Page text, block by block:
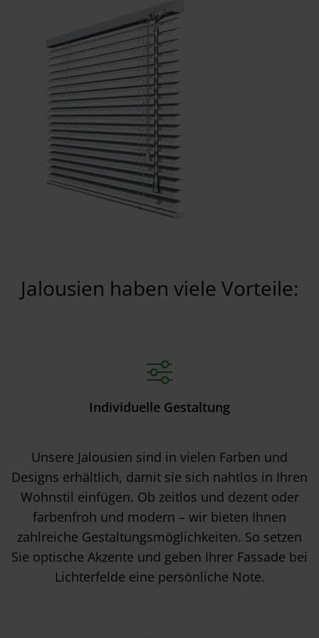
Jalousien haben viele Vorteile:
Individuelle Gestaltung
Unsere Jalousien sind in vielen Farben und
Designs erhältlich, damit sie sich nahtlos in Ihren
Wohnstil einfügen. Ob zeitlos und dezent oder
farbenfroh und modern – wir bieten Ihnen
zahlreiche Gestaltungsmöglichkeiten. So setzen
Sie optische Akzente und geben Ihrer Fassade bei
Lichterfelde eine persönliche Note.